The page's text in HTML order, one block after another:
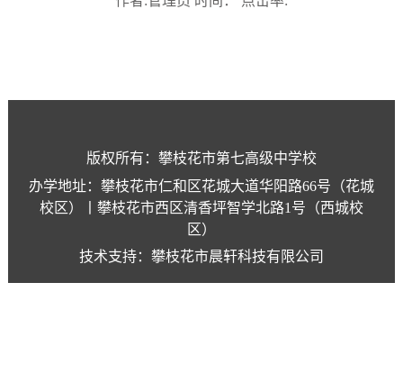
版权所有：攀枝花市第七高级中学校
办学地址：攀枝花市仁和区花城大道华阳路66号（花城
校区）丨攀枝花市西区清香坪智学北路1号（西城校
区）
技术支持：攀枝花市晨轩科技有限公司